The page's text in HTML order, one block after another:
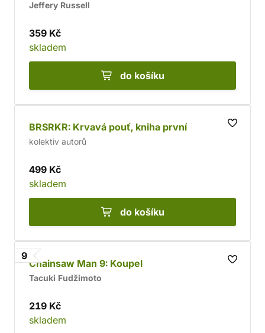
Jeffery Russell
359 Kč
skladem
do košíku
BRSRKR: Krvavá pouť, kniha první
kolektiv autorů
499 Kč
skladem
do košíku
9
Chainsaw Man 9: Koupel
Tacuki Fudžimoto
219 Kč
skladem